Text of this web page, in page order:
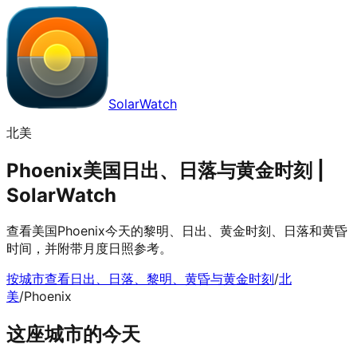
SolarWatch
北美
Phoenix美国日出、日落与黄金时刻 |
SolarWatch
查看美国Phoenix今天的黎明、日出、黄金时刻、日落和黄昏
时间，并附带月度日照参考。
按城市查看日出、日落、黎明、黄昏与黄金时刻/北
美/Phoenix
这座城市的今天